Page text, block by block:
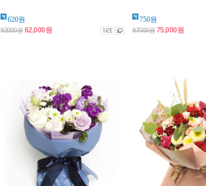
620원
82000원 62,000원
750원
87000원 75,000원